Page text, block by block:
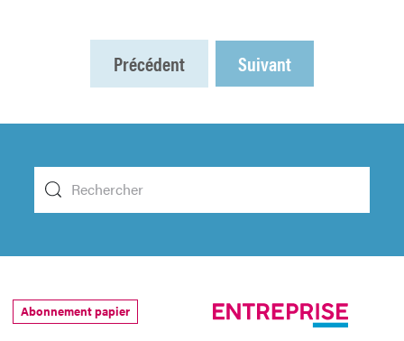
Précédent Suivant
Abonnement papier